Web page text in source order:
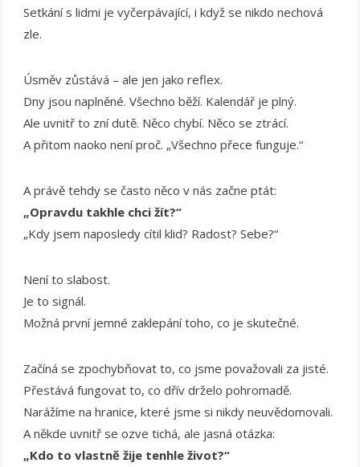
Setkání s lidmi je vyčerpávající, i když se nikdo nechová
zle.
Úsměv zůstává – ale jen jako reflex.
Dny jsou naplněné. Všechno běží. Kalendář je plný.
Ale uvnitř to zní dutě. Něco chybí. Něco se ztrácí.
A přitom naoko není proč. „Všechno přece funguje.“
A právě tehdy se často něco v nás začne ptát:
„Opravdu takhle chci žít?“
„Kdy jsem naposledy cítil klid? Radost? Sebe?“
Není to slabost.
Je to signál.
Možná první jemné zaklepání toho, co je skutečné.
Začíná se zpochybňovat to, co jsme považovali za jisté.
Přestává fungovat to, co dřív drželo pohromadě.
Narážíme na hranice, které jsme si nikdy neuvědomovali.
A někde uvnitř se ozve tichá, ale jasná otázka:
„Kdo to vlastně žije tenhle život?“